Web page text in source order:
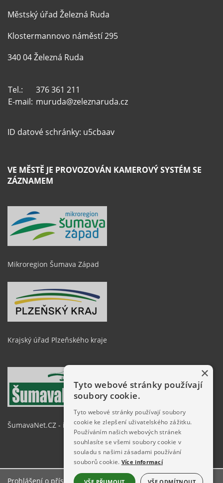
Městský úřad Železná Ruda
Klostermannovo náměstí 295
340 04 Železná Ruda
Tel.:
376 361 211
E-mail: muruda@zeleznaruda.cz
ID datové schránky: u5cbaav
VE MĚSTĚ JE PROVOZOVÁN KAMEROVÝ SYSTÉM SE
ZÁZNAMEM
Mikroregion Šumava Západ
Krajský úřad Plzeňského kraje
ŠumavaNet.CZ - informace o regionu
Prohlášení o přístupnosti
×
Tyto webové stránky používají
soubory cookie.
Tyto webové stránky používají soubory
cookie ke zlepšení uživatelského zážitku.
Používáním našich webových stránek
souhlasíte se všemi soubory cookie v
souladu s našimi zásadami používání
souborů cookie. Více informací